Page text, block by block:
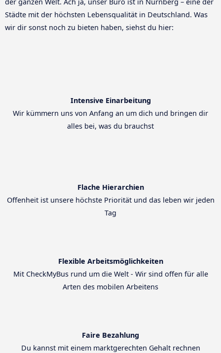
Städte mit der höchsten Lebensqualität in Deutschland. Was
wir dir sonst noch zu bieten haben, siehst du hier:
Intensive Einarbeitung
Wir kümmern uns von Anfang an um dich und bringen dir
alles bei, was du brauchst
Flache Hierarchien
Offenheit ist unsere höchste Priorität und das leben wir jeden
Tag
Flexible Arbeitsmöglichkeiten
Mit CheckMyBus rund um die Welt - Wir sind offen für alle
Arten des mobilen Arbeitens
Faire Bezahlung
Du kannst mit einem marktgerechten Gehalt rechnen